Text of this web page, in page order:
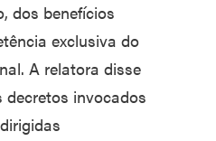
dos benefícios
exclusiva do
A relatora disse
invocados